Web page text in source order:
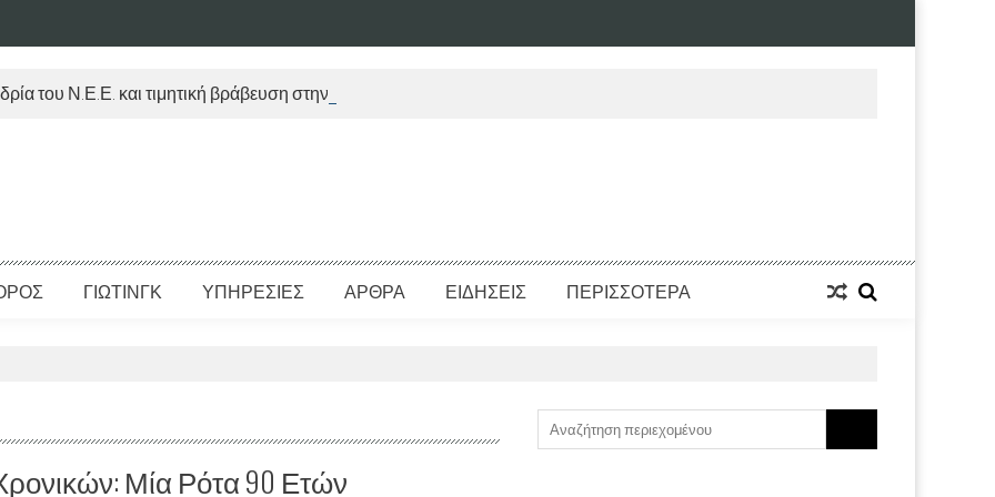
του Ν.Ε.Ε. και τιμητική βράβευση στην Μ. Τραυλού
ΓΙΩΤΙΝΓΚ ΥΠΗΡΕΣΙΕΣ ΑΡΘΡΑ ΕΙΔΗΣΕΙΣ ΠΕΡΙΣΣΟΤΕΡΑ
Μία Ρότα 90 Ετών
for: